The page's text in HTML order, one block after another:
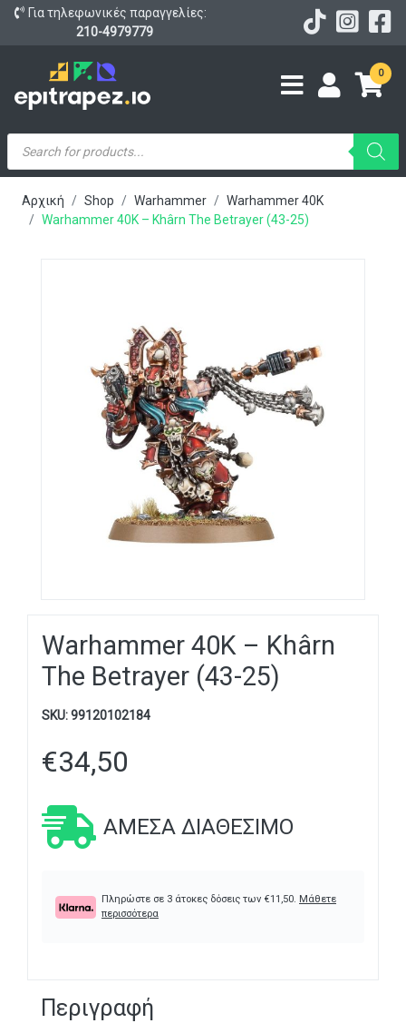
Για τηλεφωνικές παραγγελίες:
210-4979779
0
Products
search
Αρχική Shop Warhammer
Warhammer 40K
Warhammer 40K – Khârn The Betrayer (43-25)
Warhammer 40K – Khârn
The Betrayer (43-25)
SKU:99120102184
€34,50
ΆΜΕΣΑ ΔΙΑΘΈΣΙΜΟ
Πληρώστε σε 3 άτοκες δόσεις των €11,50. Μάθετε
περισσότερα
Περιγραφή